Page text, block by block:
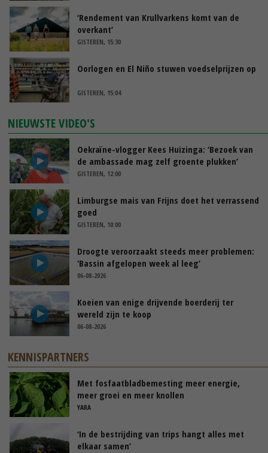
‘Rendement van Krullvarkens komt van de
overkant’
GISTEREN, 15:30
Oorlogen en El Niño stuwen voedselprijzen op
GISTEREN, 15:04
NIEUWSTE VIDEO'S
Oekraïne-vlogger Kees Huizinga: ‘Bezoek van
de ambassade mag zelf groente plukken’
GISTEREN, 12:00
Limburgse mais van Frijns doet het verrassend
goed
GISTEREN, 10:00
Droogte veroorzaakt steeds meer problemen:
‘Bassin afgelopen week al leeg’
06-08-2026
Koeien van enige drijvende boerderij ter
wereld zijn te koop
06-08-2026
KENNISPARTNERS
Met fosfaatbladbemesting meer energie,
meer groei en meer knollen
YARA
‘In de bestrijding van trips hangt alles met
elkaar samen’